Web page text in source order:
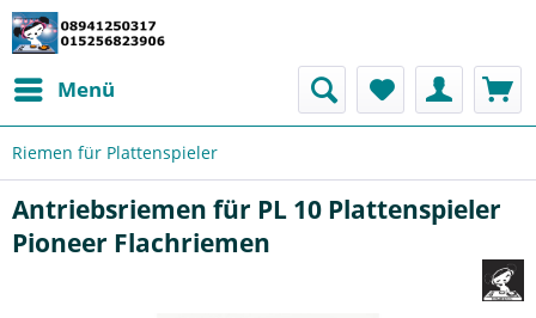
Menü
Riemen für Plattenspieler
Antriebsriemen für PL 10 Plattenspieler
Pioneer Flachriemen